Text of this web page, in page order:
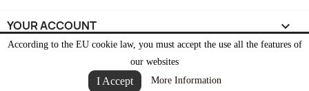
According to the EU cookie law, you must accept the use all the features of
our websites
I Accept More Information
YOUR ACCOUNT 
© 2026 - Ecommerce software by PrestaShop™